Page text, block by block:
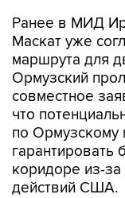
Ранее в МИД
Маскат уже
маршрута для
Ормузский
совместное
что
по Ормузскому
гарантировать
коридоре из-
действий США.